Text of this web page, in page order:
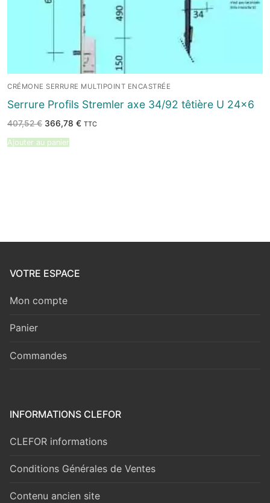
CRÉMONE SERRURE MULTIPOINT ENCASTRÉE
Serrure Profils Stremler axe 34/92 têtière U 24×6
407,52€ Le
initial
était :
366,78 €Le
TTC
Ajouter au panier
VOTRE ESPACE
Mon compte
Panier
Commandes
INFORMATIONS CLEFOR
CLEFOR informations
Conditions Générales de Ventes
Contenu ancien site